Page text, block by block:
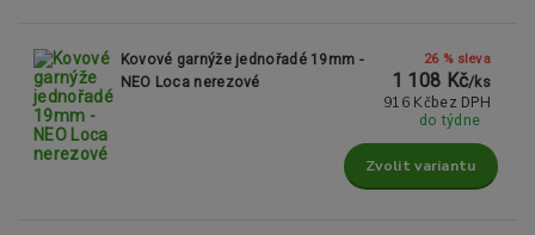
Kovové garnýže jednořadé 19mm -
NEO Loca nerezové
26 % sleva
1 108 Kč/ks
916 Kč bez DPH
do týdne
Zvolit variantu